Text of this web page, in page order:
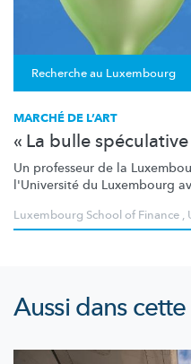
Recherche au Luxembourg
MARCHÉ DE L’ART
« La bulle
Un professeur de la
l'Université du Luxembourg
Luxembourg School of Finance ,
Aussi dans